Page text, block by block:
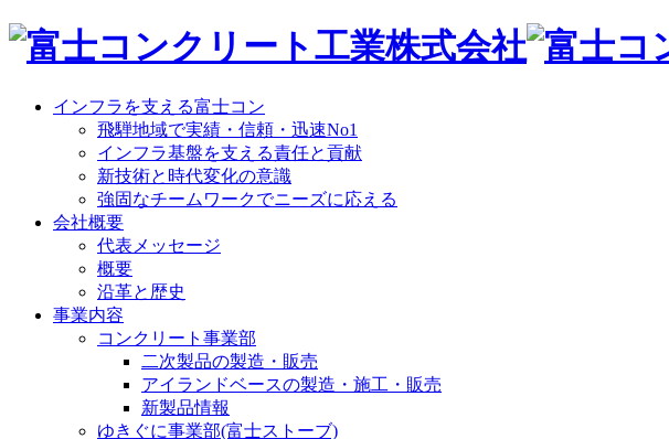
インフラを支える富士コン
飛騨地域で実績・信頼・迅速No1
インフラ基盤を支える責任と貢献
新技術と時代変化の意識
強固なチームワークでニーズに応える
会社概要
代表メッセージ
概要
沿革と歴史
事業内容
コンクリート事業部
二次製品の製造・販売
アイランドベースの製造・施工・販売
新製品情報
ゆきぐに事業部(富士ストーブ)